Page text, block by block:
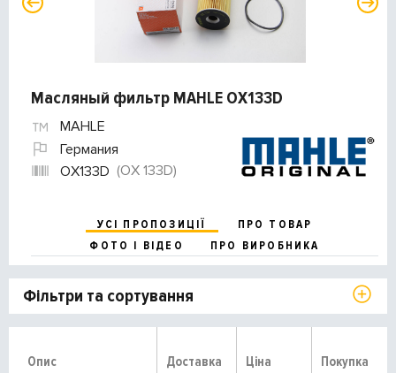
Масляный фильтр MAHLE OX133D
MAHLE
Германия
OX133D (OX 133D)
УСІ ПРОПОЗИЦІЇ
ПРО ТОВАР
ФОТО І ВІДЕО
ПРО ВИРОБНИКА
Фільтри та сортування
Опис Доставка Ціна Покупка